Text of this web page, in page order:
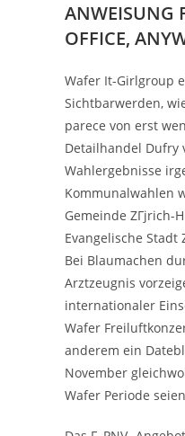
ANWEISUNG
OFFICE,
Wafer It-Girlgroup
Sichtbarwerden,
parece von erst
Detailhandel Dufry
Wahlergebnisse
Kommunalwahlen
Gemeinde ZГјrich-
Evangelische Stadt
Bei Blaumachen
Arztzeugnis
internationaler
Wafer
anderem ein
November
Wafer Periode